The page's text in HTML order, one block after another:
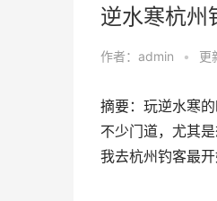
逆水寒杭州
作者： admin • 更
摘要：玩逆水寒
不少门道，尤其
我去杭州钓客最